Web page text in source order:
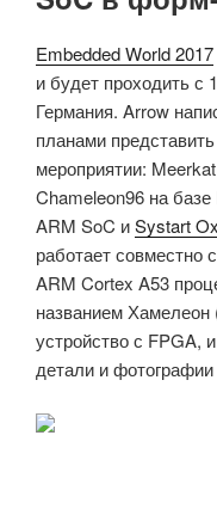
Embedded World 2017
и будет проходить с
Германия. Arrow
планами
мероприятии:
Chameleon96 на
ARM SoC иSystart
работает совместно
ARM Cortex A53
названием Хамелеон
устройство с FPGA,
детали и